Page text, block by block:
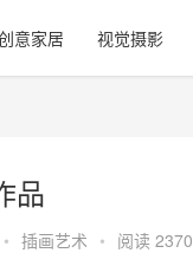
意家居 视觉摄影
品
• 插画艺术 • 阅读 2370